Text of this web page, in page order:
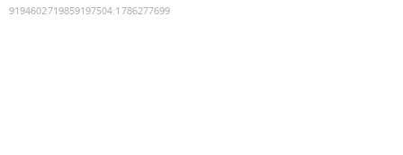
9194602719859197504:1786277699